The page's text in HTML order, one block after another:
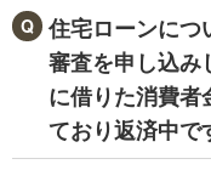
住宅ローンにつ
審査を申し込み
に借りた消費者
ており返済中で